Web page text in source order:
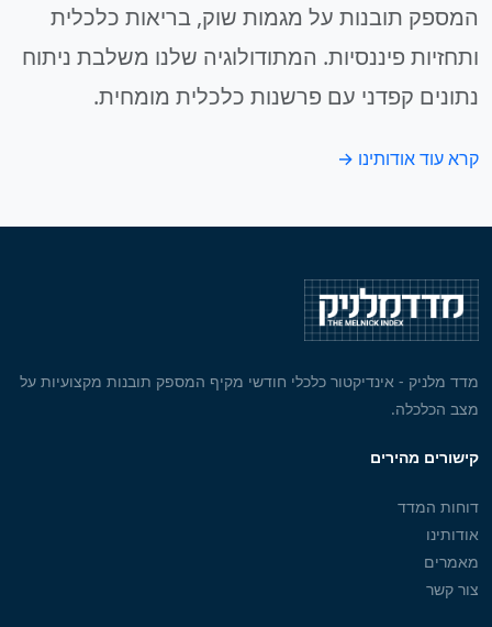
המספק תובנות על מגמות שוק, בריאות כלכלית
ותחזיות פיננסיות. המתודולוגיה שלנו משלבת ניתוח
נתונים קפדני עם פרשנות כלכלית מומחית.
קרא עוד אודותינו →
מדד מלניק - אינדיקטור כלכלי חודשי מקיף המספק תובנות מקצועיות על
מצב הכלכלה.
קישורים מהירים
דוחות המדד
אודותינו
מאמרים
צור קשר